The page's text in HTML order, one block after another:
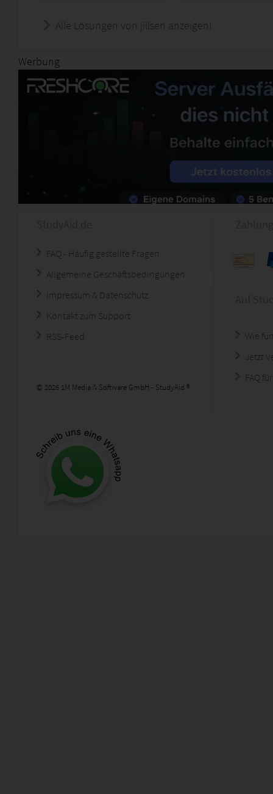
Alle Lösungen von jillsen anzeigen!
Werbung
FAQ - Häufig gestellte Fragen
Allgemeine Geschäftsbedingungen
Impressum & Datenschutz
Kontakt zum Support
RSS-Feed
© 2026 1M Media & Software GmbH - StudyAid ®
Wie
Jetzt
FAQ